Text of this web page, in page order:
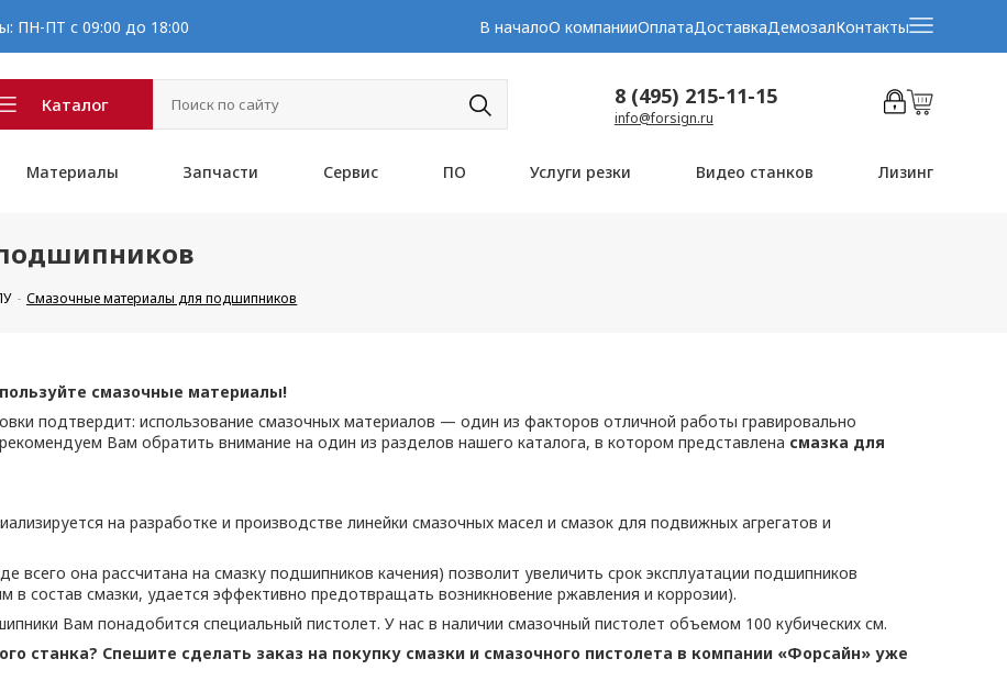
ПН-ПТ с 09:00 до 18:00 В началоО компанииОплатаДоставкаДемозалКонтакты
Каталог 8 (495) 215-11-15
info@forsign.ru
Материалы Запчасти Сервис ПО Услуги резки Видео станков Лизинг
Смазочные материалы для подшипников
смазочные материалы!
подтвердит: использование смазочных материалов — один из факторов отличной работы гравировально
Вам обратить внимание на один из разделов нашего каталога, в котором представлена смазка для
на разработке и производстве линейки смазочных масел и смазок для подвижных агрегатов и
всего она рассчитана на смазку подшипников качения) позволит увеличить срок эксплуатации подшипников
в состав смазки, удается эффективно предотвращать возникновение ржавления и коррозии).
Вам понадобится специальный пистолет. У нас в наличии смазочный пистолет объемом 100 кубических см.
станка? Спешите сделать заказ на покупку смазки и смазочного пистолета в компании «Форсайн» уже